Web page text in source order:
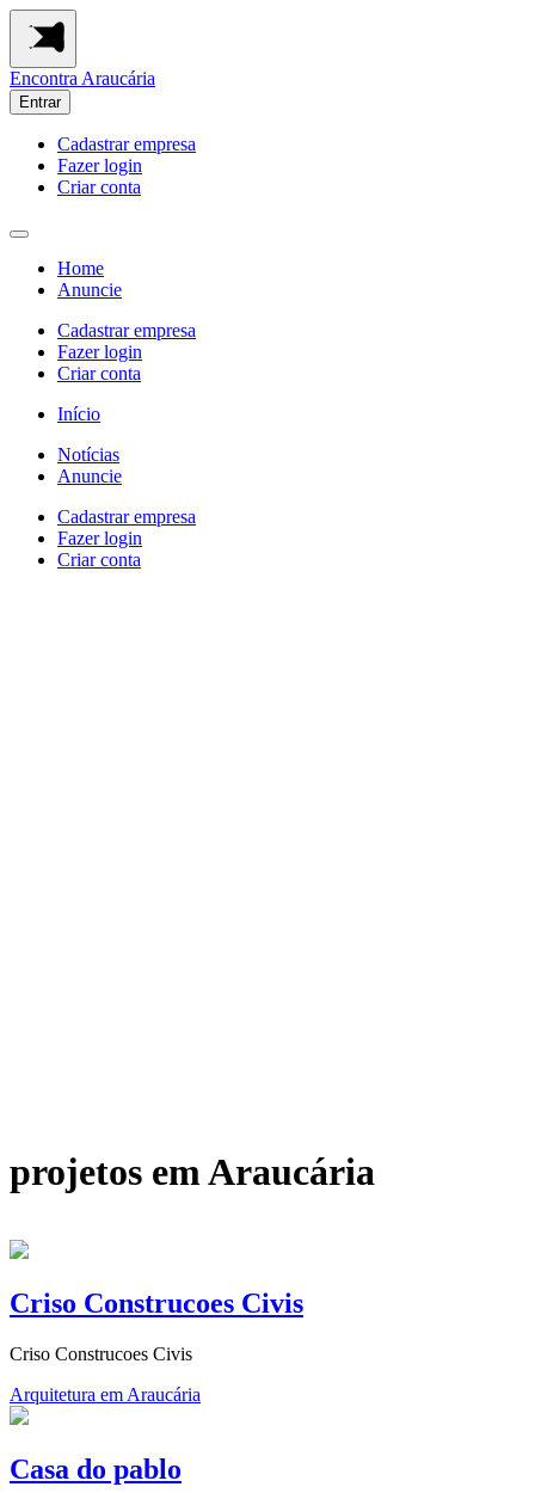
Encontra Araucária
Entrar
Cadastrar empresa
Fazer login
Criar conta
Home
Anuncie
Cadastrar empresa
Fazer login
Criar conta
Início
Notícias
Anuncie
Cadastrar empresa
Fazer login
Criar conta
projetos em Araucária
Criso Construcoes Civis
Criso Construcoes Civis
Arquitetura em Araucária
Casa do pablo